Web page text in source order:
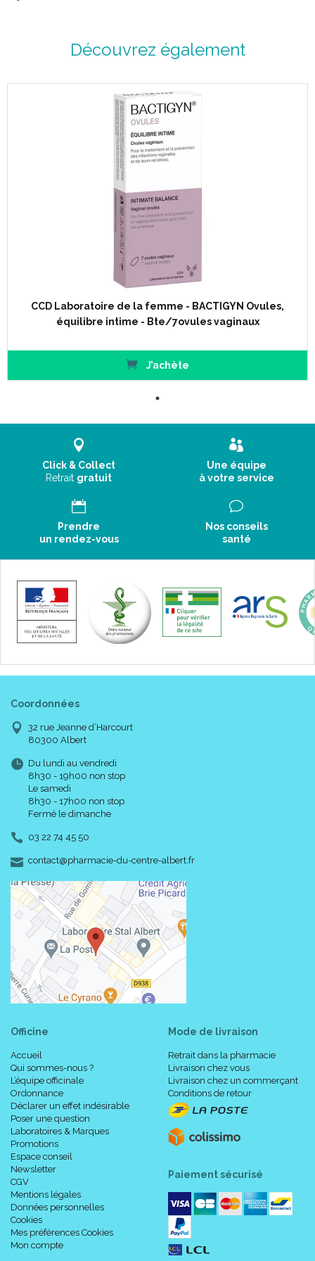
Découvrez également
CCD Laboratoire de la femme - BACTIGYN Ovules,
équilibre intime - Bte/7ovules vaginaux
J’achète
Click & Collect
Retrait gratuit
Une équipe
à votre service
Prendre
un rendez-vous
Nos conseils
santé
Coordonnées
32 rue Jeanne d’Harcourt
80300 Albert
Du lundi au vendredi
8h30 - 19h00 non stop
Le samedi
8h30 - 17h00 non stop
Fermé le dimanche
03 22 74 45 50
contact-
@-
pharmacie-du-centre-albert.fr
Officine
Accueil
Qui sommes-nous ?
L’équipe officinale
Ordonnance
Déclarer un effet indésirable
Poser une question
Laboratoires & Marques
Promotions
Espace conseil
Newsletter
CGV
Mentions légales
Données personnelles
Cookies
Mes préférences Cookies
Mon compte
Mode de livraison
Retrait dans la pharmacie
Livraison chez vous
Livraison chez un commerçant
Conditions de retour
Paiement sécurisé